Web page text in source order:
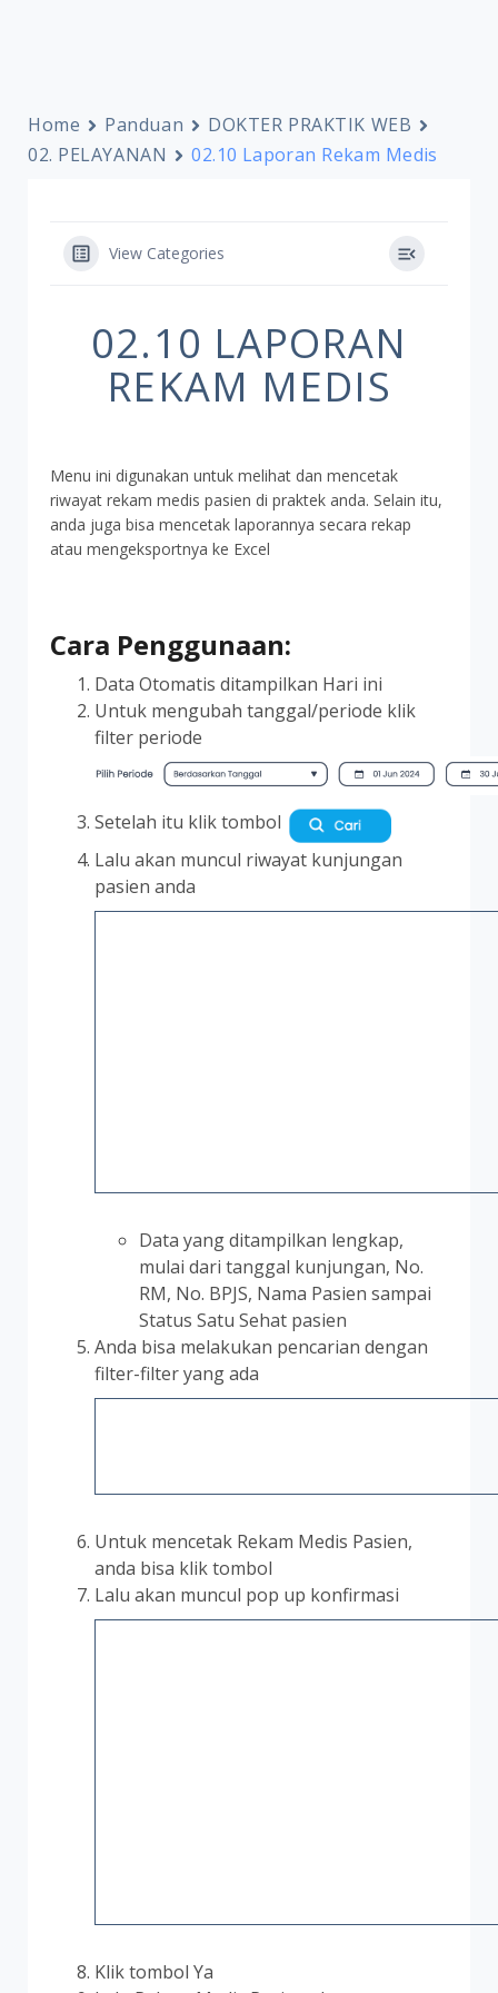
Home Panduan
DOKTER PRAKTIK WEB
02. PELAYANAN
02.10 Laporan Rekam Medis
View Categories
02.10 LAPORAN
REKAM MEDIS
Menu ini digunakan untuk melihat dan mencetak
riwayat rekam medis pasien di praktek anda. Selain itu,
anda juga bisa mencetak laporannya secara rekap
atau mengeksportnya ke Excel
Cara Penggunaan:
Data Otomatis ditampilkan Hari ini
Untuk mengubah tanggal/periode klik
filter periode
Setelah itu klik tombol
Lalu akan muncul riwayat kunjungan
pasien anda
Data yang ditampilkan lengkap,
mulai dari tanggal kunjungan, No.
RM, No. BPJS, Nama Pasien sampai
Status Satu Sehat pasien
Anda bisa melakukan pencarian dengan
filter-filter yang ada
Untuk mencetak Rekam Medis Pasien,
anda bisa klik tombol
Lalu akan muncul pop up konfirmasi
Klik tombol Ya